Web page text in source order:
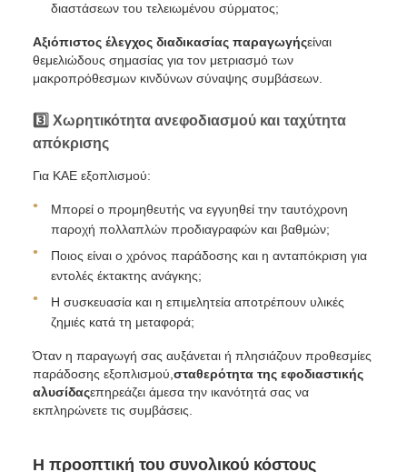
διαστάσεων του τελειωμένου σύρματος;
Αξιόπιστος έλεγχος διαδικασίας παραγωγήςείναι
θεμελιώδους σημασίας για τον μετριασμό των
μακροπρόθεσμων κινδύνων σύναψης συμβάσεων.
3️⃣ Χωρητικότητα ανεφοδιασμού και ταχύτητα
απόκρισης
Για ΚΑΕ εξοπλισμού:
Μπορεί ο προμηθευτής να εγγυηθεί την ταυτόχρονη
παροχή πολλαπλών προδιαγραφών και βαθμών;
Ποιος είναι ο χρόνος παράδοσης και η ανταπόκριση για
εντολές έκτακτης ανάγκης;
Η συσκευασία και η επιμελητεία αποτρέπουν υλικές
ζημιές κατά τη μεταφορά;
Όταν η παραγωγή σας αυξάνεται ή πλησιάζουν προθεσμίες
παράδοσης εξοπλισμού,σταθερότητα της εφοδιαστικής
αλυσίδαςεπηρεάζει άμεσα την ικανότητά σας να
εκπληρώνετε τις συμβάσεις.
Η προοπτική του συνολικού κόστους